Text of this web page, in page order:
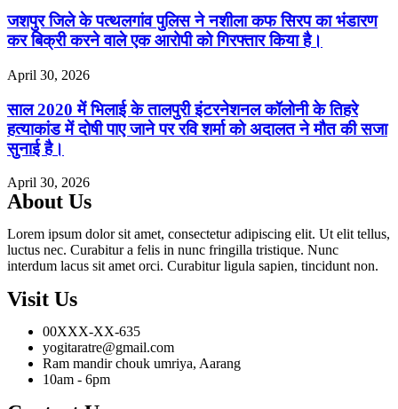
जशपुर जिले के पत्थलगांव पुलिस ने नशीला कफ सिरप का भंडारण
कर बिक्री करने वाले एक आरोपी को गिरफ्तार किया है।
April 30, 2026
साल 2020 में भिलाई के तालपुरी इंटरनेशनल कॉलोनी के तिहरे
हत्याकांड में दोषी पाए जाने पर रवि शर्मा को अदालत ने मौत की सजा
सुनाई है।
April 30, 2026
About Us
Lorem ipsum dolor sit amet, consectetur adipiscing elit. Ut elit tellus,
luctus nec. Curabitur a felis in nunc fringilla tristique. Nunc
interdum lacus sit amet orci. Curabitur ligula sapien, tincidunt non.
Visit Us
00XXX-XX-635
yogitaratre@gmail.com
Ram mandir chouk umriya, Aarang
10am - 6pm